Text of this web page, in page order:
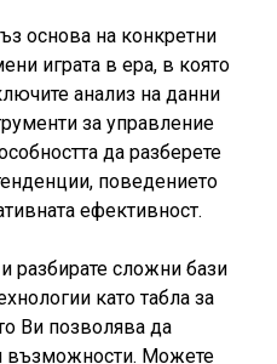
основа на конкретни
играта в ера, в която
анализ на данни
за управление
да разберете
поведението
ефективност.
разбирате сложни бази
като табла за
Ви позволява да
възможности. Можете